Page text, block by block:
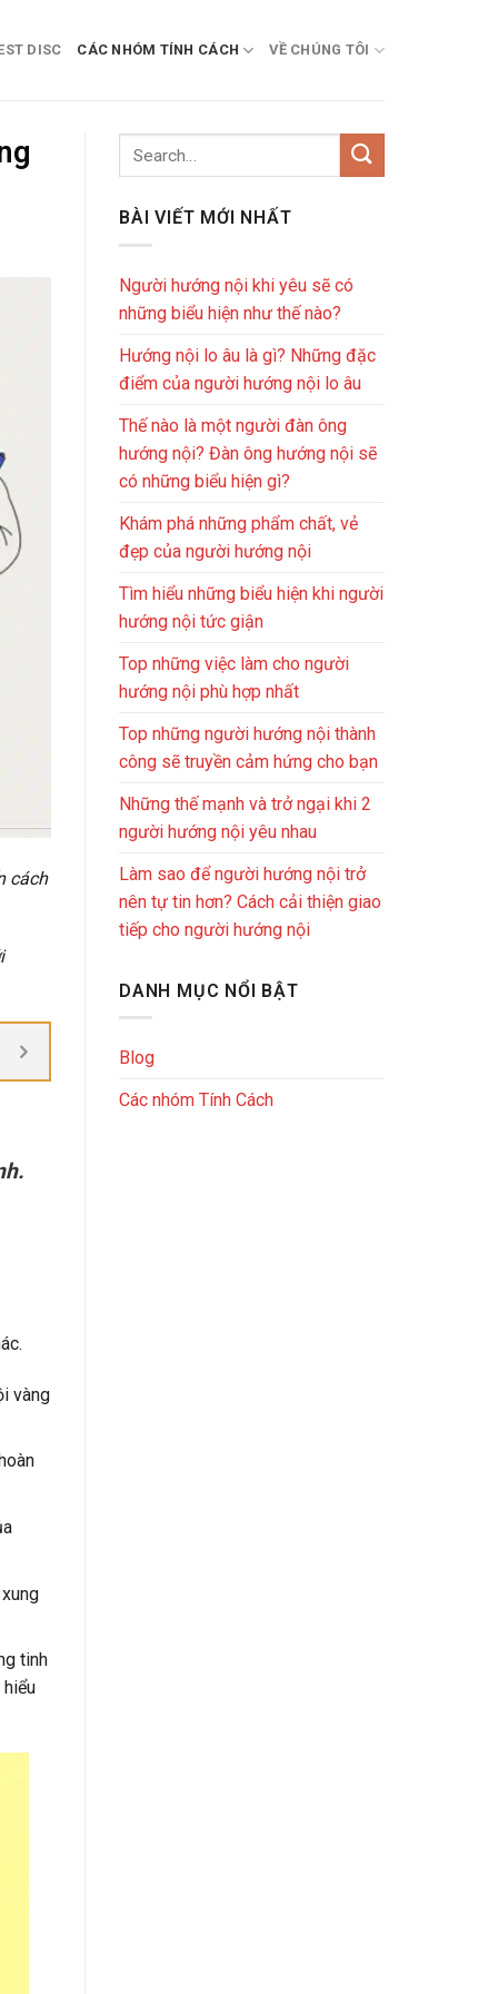
DISC CÁC NHÓM TÍNH CÁCH VỀ CHÚNG TÔI
cách
vàng
tinh
BÀI VIẾT MỚI NHẤT
Người hướng nội khi yêu sẽ có
những biểu hiện như thế nào?
Hướng nội lo âu là gì? Những đặc
điểm của người hướng nội lo âu
Thế nào là một người đàn ông
hướng nội? Đàn ông hướng nội sẽ
có những biểu hiện gì?
Khám phá những phẩm chất, vẻ
đẹp của người hướng nội
Tìm hiểu những biểu hiện khi người
hướng nội tức giận
Top những việc làm cho người
hướng nội phù hợp nhất
Top những người hướng nội thành
công sẽ truyền cảm hứng cho bạn
Những thế mạnh và trở ngại khi 2
người hướng nội yêu nhau
Làm sao để người hướng nội trở
nên tự tin hơn? Cách cải thiện giao
tiếp cho người hướng nội
DANH MỤC NỔI BẬT
Blog
Các nhóm Tính Cách